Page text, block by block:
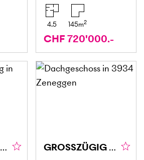
4.5 145m2
CHF 720'000.-
GROSSZÜGIG MIT BERGBLICK
GROSSZÜGIG MIT BERGBLICK